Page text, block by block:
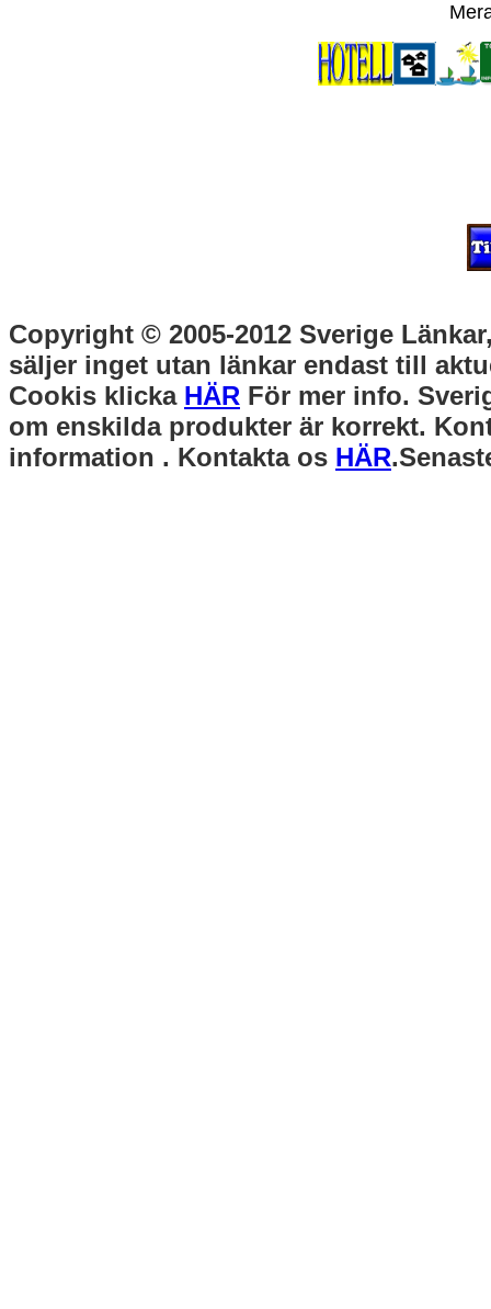
Copyright © 2005-2012 Sverige
säljer inget utan länkar endast till
Cookis klicka HÄR För mer info.
om enskilda produkter är korrekt.
information . Kontakta os HÄR